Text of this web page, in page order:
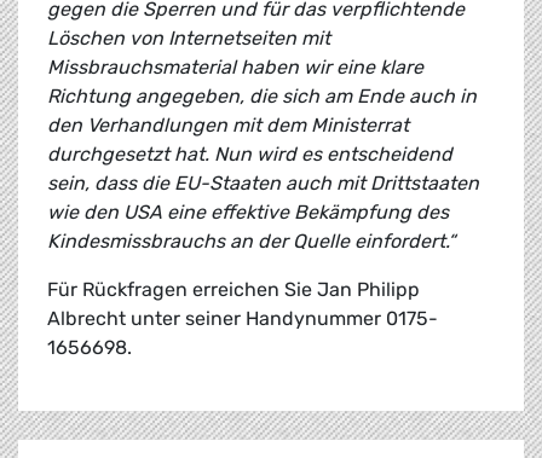
gegen die Sperren und für das verpflichtende
Löschen von Internetseiten mit
Missbrauchsmaterial haben wir eine klare
Richtung angegeben, die sich am Ende auch in
den Verhandlungen mit dem Ministerrat
durchgesetzt hat. Nun wird es entscheidend
sein, dass die EU-Staaten auch mit Drittstaaten
wie den USA eine effektive Bekämpfung des
Kindesmissbrauchs an der Quelle einfordert.“
Für Rückfragen erreichen Sie Jan Philipp
Albrecht unter seiner Handynummer 0175-
1656698.